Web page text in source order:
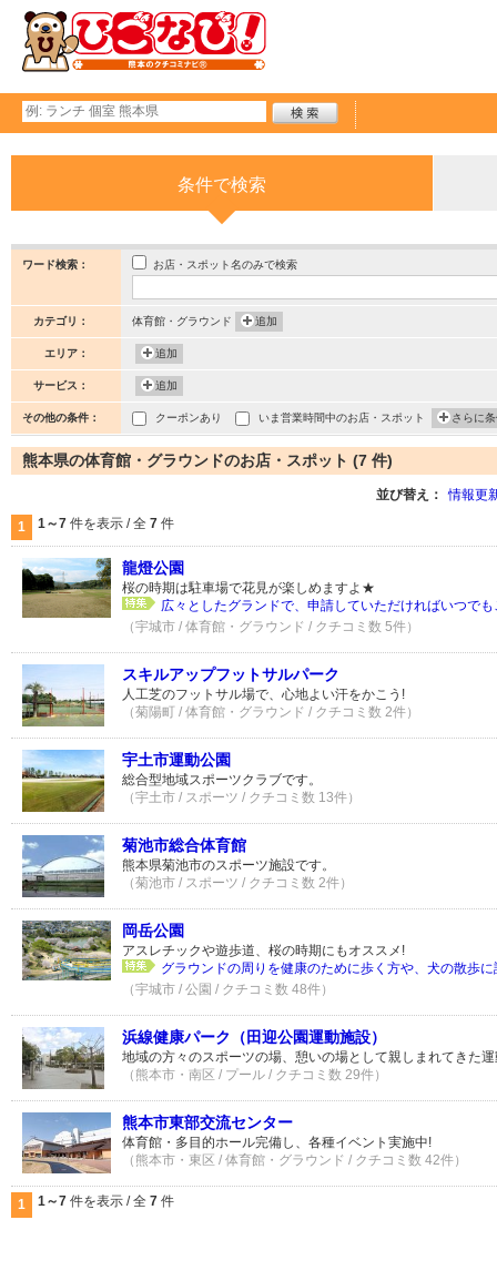
条件で検索
ワード検索： お店・スポット名のみで検索
カテゴリ： 体育館・グラウンド 追加
エリア： 追加
サービス： 追加
その他の条件： クーポンあり いま営業時間中のお店・スポット さらに
熊本県の体育館・グラウンドのお店・スポット (7 件)
並び替え： 情報更
1 1～7 件を表示 / 全 7 件
龍燈公園
桜の時期は駐車場で花見が楽しめますよ★
広々としたグランドで、申請していただければいつで
（宇城市 / 体育館・グラウンド / クチコミ数 5件）
スキルアップフットサルパーク
人工芝のフットサル場で、心地よい汗をかこう!
（菊陽町 / 体育館・グラウンド / クチコミ数 2件）
宇土市運動公園
総合型地域スポーツクラブです。
（宇土市 / スポーツ / クチコミ数 13件）
菊池市総合体育館
熊本県菊池市のスポーツ施設です。
（菊池市 / スポーツ / クチコミ数 2件）
岡岳公園
アスレチックや遊歩道、桜の時期にもオススメ!
グラウンドの周りを健康のために歩く方や、犬の散歩
（宇城市 / 公園 / クチコミ数 48件）
浜線健康パーク（田迎公園運動施設）
地域の方々のスポーツの場、憩いの場として親しまれてきた
（熊本市・南区 / プール / クチコミ数 29件）
熊本市東部交流センター
体育館・多目的ホール完備し、各種イベント実施中!
（熊本市・東区 / 体育館・グラウンド / クチコミ数 42件）
1 1～7 件を表示 / 全 7 件